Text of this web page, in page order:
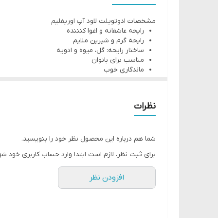
کد محصول: 37214
مبدا برند: سوئد
نت ابتدایی: آلو، ترنج و هل
نت میانی: فلفل سیاه، رز و یاسمن
نت پایانی: سدر، مشک و چوب صندل
رایحه گرم و شیرین ملایم
حجم: 50 میل
مشخصات ادوتویلت لاود آپ اوریفلیم
رایحه عاشقانه و اغوا کنننده
رایحه گرم و شیرین ملایم
ساختار رایحه: گل، میوه و ادویه
مناسب برای بانوان
ماندگاری خوب
نظرات
شما هم درباره این محصول نظر خود را بنویسید.
برای ثبت نظر، لازم است ابتدا وارد حساب کاربری خود
افزودن نظر